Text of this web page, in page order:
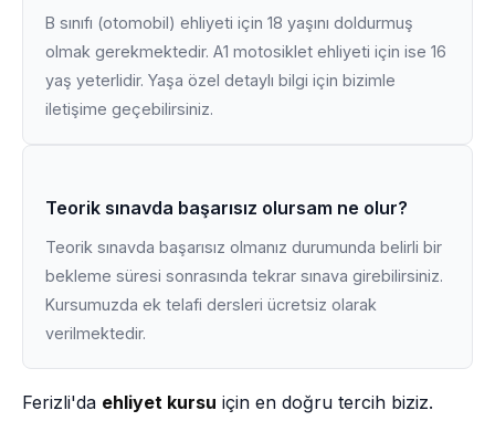
B sınıfı (otomobil) ehliyeti için 18 yaşını doldurmuş
olmak gerekmektedir. A1 motosiklet ehliyeti için ise 16
yaş yeterlidir. Yaşa özel detaylı bilgi için bizimle
iletişime geçebilirsiniz.
Teorik sınavda başarısız olursam ne olur?
Teorik sınavda başarısız olmanız durumunda belirli bir
bekleme süresi sonrasında tekrar sınava girebilirsiniz.
Kursumuzda ek telafi dersleri ücretsiz olarak
verilmektedir.
Ferizli'da ehliyet kursu için en doğru tercih biziz.